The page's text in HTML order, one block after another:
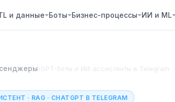
и данные Боты Бизнес-процессы ИИ и ML
›GPT-боты и ИИ-ассистенты в Telegram
· RAG · CHATGPT В TELEGRAM